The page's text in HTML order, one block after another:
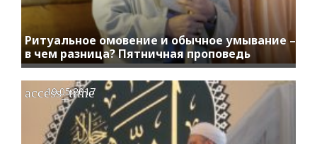
Ритуальное омовение и обычное умывание –
в чем разница? Пятничная проповедь
access_time
19.05.2017